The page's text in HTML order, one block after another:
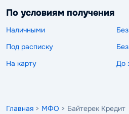
По условиям получения
Наличными
Под расписку
На карту
До
Главная > МФО > Байтерек Кредит